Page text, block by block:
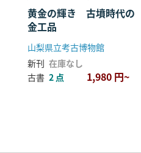
黄金の輝き 古墳時代の
金工品
山梨県立考古博物館
新刊 在庫なし
古書 2 点 1,980 円~